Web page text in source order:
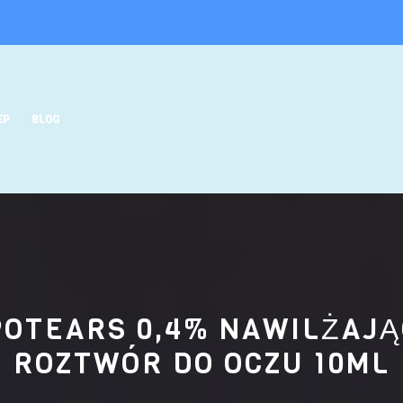
BLOG
0,4%
ROZTWÓR DO OCZU 10ML